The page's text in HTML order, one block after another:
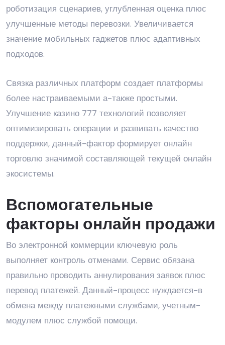
роботизация сценариев, углубленная оценка плюс
улучшенные методы перевозки. Увеличивается
значение мобильных гаджетов плюс адаптивных
подходов.
Связка различных платформ создает платформы
более настраиваемыми а-также простыми.
Улучшение казино 777 технологий позволяет
оптимизировать операции и развивать качество
поддержки, данный-фактор формирует онлайн
торговлю значимой составляющей текущей онлайн
экосистемы.
Вспомогательные
факторы онлайн продажи
Во электронной коммерции ключевую роль
выполняет контроль отменами. Сервис обязана
правильно проводить аннулирования заявок плюс
перевод платежей. Данный-процесс нуждается-в
обмена между платежными службами, учетным-
модулем плюс службой помощи.